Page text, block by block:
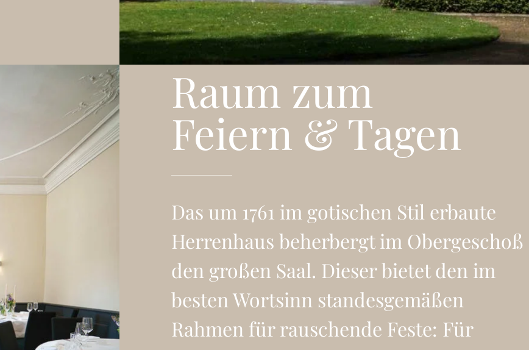
Raum zum
Feiern & Tagen
Das um 1761 im gotischen Stil erbaute
Herrenhaus beherbergt im Obergeschoß
den großen Saal. Dieser bietet den im
besten Wortsinn standesgemäßen
Rahmen für rauschende Feste: Für